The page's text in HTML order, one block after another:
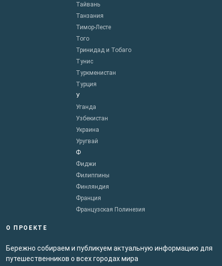
Тайвань
Танзания
Тимор-Лесте
Того
Тринидад и Тобаго
Тунис
Туркменистан
Турция
У
Уганда
Узбекистан
Украина
Уругвай
Ф
Фиджи
Филиппины
Финляндия
Франция
Французская Полинезия
О ПРОЕКТЕ
Бережно собираем и публикуем актуальную информацию для
путешественников о всех городах мира